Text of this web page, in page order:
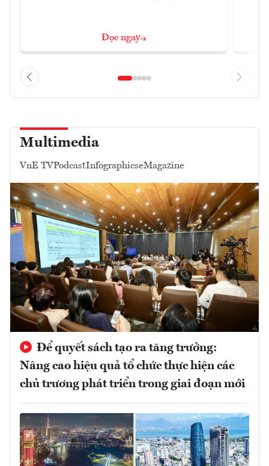
Đọc ngay
Multimedia
VnE TVPodcastInfographicseMagazine
Để quyết sách tạo ra tăng trưởng:
Nâng cao hiệu quả tổ chức thực hiện các
chủ trương phát triển trong giai đoạn mới